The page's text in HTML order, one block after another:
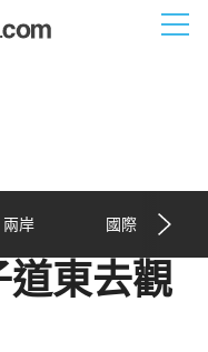
兩岸 國際
道東去觀